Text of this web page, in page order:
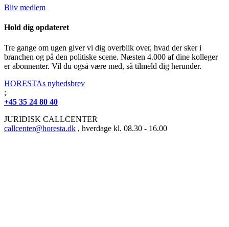
Bliv medlem
Hold dig opdateret
Tre gange om ugen giver vi dig overblik over, hvad der sker i
branchen og på den politiske scene. Næsten 4.000 af dine kolleger
er abonnenter. Vil du også være med, så tilmeld dig herunder.
HORESTAs nyhedsbrev
;
+45 35 24 80 40
JURIDISK CALLCENTER
callcenter@horesta.dk , hverdage kl. 08.30 - 16.00